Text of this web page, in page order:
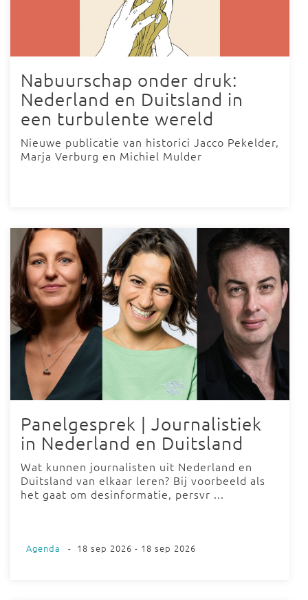
Nabuurschap onder druk:
Nederland en Duitsland in
een turbulente wereld
Nieuwe publicatie van historici Jacco Pekelder,
Marja Verburg en Michiel Mulder
Panelgesprek | Journalistiek
in Nederland en Duitsland
Wat kunnen journalisten uit Nederland en
Duitsland van elkaar leren? Bij voorbeeld als
het gaat om desinformatie, persvr ...
Agenda - 18 sep 2026 - 18 sep 2026